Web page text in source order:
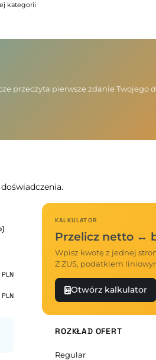
kategorii
przeczyta pierwsze zdanie Twojego
PLN
PLN
KALKULATOR
Przelicz netto ↔
Wpisz kwotę z jednej
Z ZUS, podatkiem
Otwórz kalkulator
ROZKŁAD OFERT
Regular